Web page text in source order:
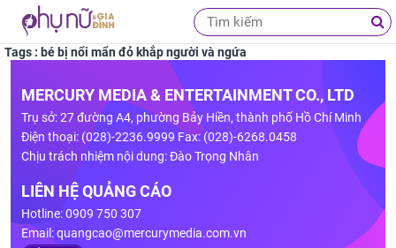
Tags : bé bị nổi mẩn đỏ khắp người và ngứa
MERCURY MEDIA & ENTERTAINMENT CO., LTD
Trụ sở: 27 đường A4, phường Bảy Hiền, thành phố Hồ Chí Minh
Điện thoại: (028)-2236.9999 Fax: (028)-6268.0458
Chịu trách nhiệm nội dung: Đào Trọng Nhân
LIÊN HỆ QUẢNG CÁO
Hotline: 0909 750 307
Email:quangcao@mercurymedia.com.vn